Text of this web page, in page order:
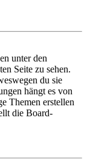
unter den
Seite zu sehen.
du sie
hängt es von
Themen erstellen
die Board-